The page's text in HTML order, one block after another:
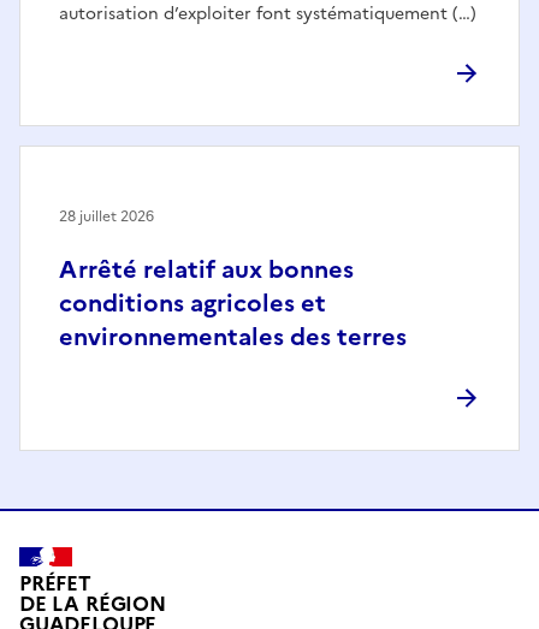
autorisation d’exploiter font systématiquement (…)
Arrêté relatif aux bonnes
conditions agricoles et
environnementales des terres
28 juillet 2026
PRÉFET
DE LA RÉGION